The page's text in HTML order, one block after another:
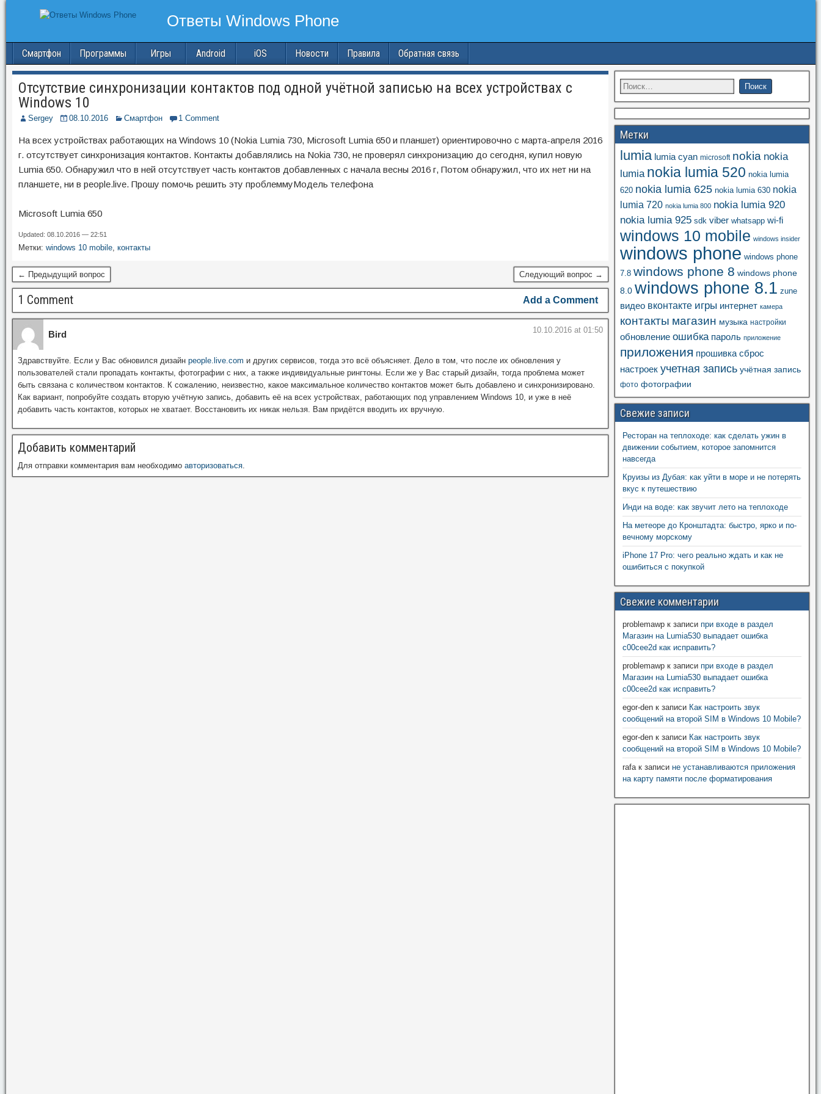
Смартфон Программы Игры Android iOS Новости Правила Обратная связь
Отсутствие синхронизации контактов под одной учётной записью на всех устройствах с
Windows 10
Sergey 08.10.2016 Смартфон 1 Comment
На всех устройствах работающих на Windows 10 (Nokia Lumia 730, Microsoft Lumia 650 и планшет) ориентировочно с марта-апреля 2016
г. отсутствует синхронизация контактов. Контакты добавлялись на Nokia 730, не проверял синхронизацию до сегодня, купил новую
Lumia 650. Обнаружил что в ней отсутствует часть контактов добавленных с начала весны 2016 г, Потом обнаружил, что их нет ни на
планшете, ни в people.live. Прошу помочь решить эту проблеммуМодель телефона
Microsoft Lumia 650
Updated: 08.10.2016 — 22:51
Метки: windows 10 mobile, контакты
← Предыдущий вопрос Следующий вопрос →
1 Comment Add a Comment
Bird 10.10.2016 at 01:50
Здравствуйте. Если у Вас обновился дизайн people.live.com и других сервисов, тогда это всё объясняет. Дело в том, что после их обновления у
пользователей стали пропадать контакты, фотографии с них, а также индивидуальные рингтоны. Если же у Вас старый дизайн, тогда проблема может
быть связана с количеством контактов. К сожалению, неизвестно, какое максимальное количество контактов может быть добавлено и синхронизировано.
Как вариант, попробуйте создать вторую учётную запись, добавить её на всех устройствах, работающих под управлением Windows 10, и уже в неё
добавить часть контактов, которых не хватает. Восстановить их никак нельзя. Вам придётся вводить их вручную.
Добавить комментарий
Для отправки комментария вам необходимо авторизоваться.
Метки
lumia lumia cyan microsoft nokia nokia
lumia nokia lumia 520 nokia lumia
620 nokia lumia 625 nokia lumia 630 nokia
lumia 720 nokia lumia 800 nokia lumia 920
nokia lumia 925 sdk viber whatsapp wi-fi
windows 10 mobile windows insider
windows phone windows phone
7.8 windows phone 8 windows phone
8.0 windows phone 8.1 zune
видео вконтакте игры интернет камера
контакты магазин музыка настройки
обновление ошибка пароль приложение
приложения прошивка сброс
настроек учетная запись учётная запись
фото фотографии
Свежие записи
Ресторан на теплоходе: как сделать ужин в
движении событием, которое запомнится
навсегда
Круизы из Дубая: как уйти в море и не потерять
вкус к путешествию
Инди на воде: как звучит лето на теплоходе
На метеоре до Кронштадта: быстро, ярко и по-
вечному морскому
iPhone 17 Pro: чего реально ждать и как не
ошибиться с покупкой
Свежие комментарии
problemawpк записи при входе в раздел
Магазин на Lumia530 выпадает ошибка
c00cee2d как исправить?
problemawpк записи при входе в раздел
Магазин на Lumia530 выпадает ошибка
c00cee2d как исправить?
egor-denк записи Как настроить звук
сообщений на второй SIM в Windows 10 Mobile?
egor-denк записи Как настроить звук
сообщений на второй SIM в Windows 10 Mobile?
rafaк записи не устанавливаются приложения
на карту памяти после форматирования